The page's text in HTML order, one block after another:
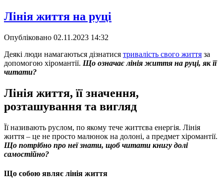
Лінія життя на руці
Опубліковано 02.11.2023 14:32
Деякі люди намагаються дізнатися тривалість свого життя за
допомогою хіромантії. Що означає лінія життя на руці, як її
читати?
Лінія життя, її значення,
розташування та вигляд
Її називають руслом, по якому тече життєва енергія. Лінія
життя – це не просто малюнок на долоні, а предмет хіромантії.
Що потрібно про неї знати, щоб читати книгу долі
самостійно?
Що собою являє лінія життя